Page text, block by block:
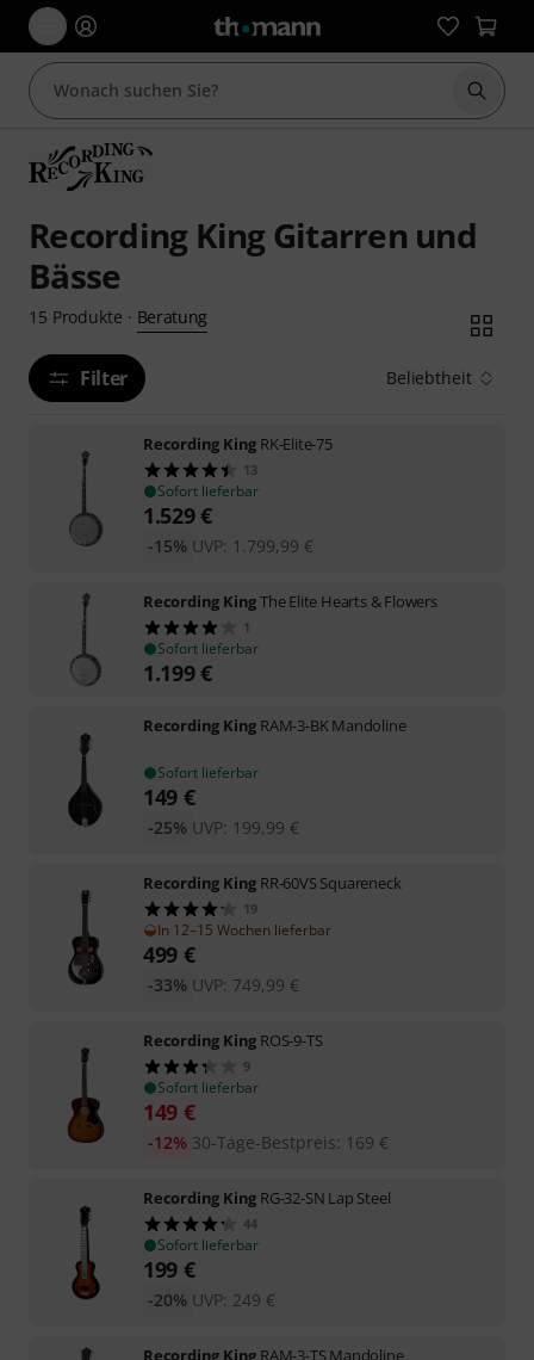
Suche
Recording King Gitarren und
Bässe
15 Produkte · Beratung
Filter Beliebtheit
Recording King RK-Elite-75
13
Sofort lieferbar
1.529€
UVP: 1.799,99 €
-15%
Recording KingThe Elite Hearts & Flowers
1
Sofort lieferbar
1.199€
Recording King RAM-3-BK Mandoline
Sofort lieferbar
149 €
UVP: 199,99 €
-25%
Recording King RR-60VS Squareneck
19
In 12–15 Wochen lieferbar
499 €
UVP: 749,99 €
-33%
Recording King ROS-9-TS
9
Sofort lieferbar
149 €
30-Tage-Bestpreis: 169 €
-12%
Recording King RG-32-SN Lap Steel
44
Sofort lieferbar
199 €
UVP: 249 €
-20%
Recording King RAM-3-TS Mandoline